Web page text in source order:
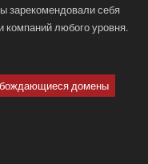
зарекомендовали себя
компаний любого уровня.
домены